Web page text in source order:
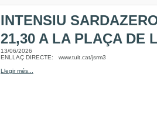
INTENSIU
21,30 A LA PLAÇA DE
13/06/2026
ENLLAÇ DIRECTE: www.tuit.cat/jsrm3
Llegir més...